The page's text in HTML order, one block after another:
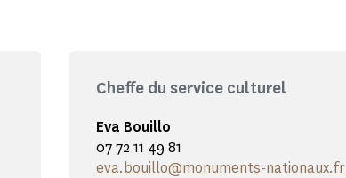
Cheffe du service culturel
Eva Bouillo
07 72 11 49 81
eva.bouillo@monuments-nationaux.fr